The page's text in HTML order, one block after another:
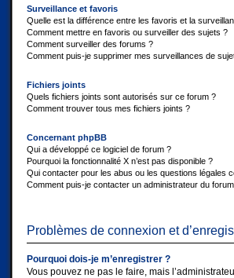
Surveillance et favoris
Quelle est la différence entre les favoris et la
Comment mettre en favoris ou surveiller des sujets ?
Comment surveiller des forums ?
Comment puis-je supprimer mes surveillances de
Fichiers joints
Quels fichiers joints sont autorisés sur ce forum ?
Comment trouver tous mes fichiers joints ?
Concernant phpBB
Qui a développé ce logiciel de forum ?
Pourquoi la fonctionnalité X n’est pas disponible ?
Qui contacter pour les abus ou les questions légales
Comment puis-je contacter un administrateur du
Problèmes de connexion et
Pourquoi dois-je m’enregistrer ?
Vous pouvez ne pas le faire, mais